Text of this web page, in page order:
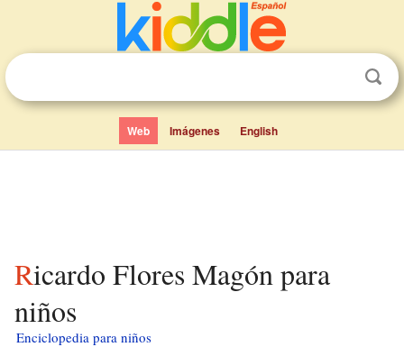
Web Imágenes English
Ricardo Flores Magón para
niños
Enciclopedia para niños